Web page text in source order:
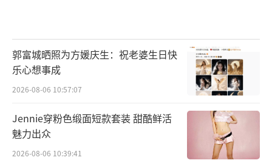
郭富城晒照为方媛庆生：祝老婆生日快
乐心想事成
2026-08-06 10:57:07
Jennie穿粉色缎面短款套装 甜酷鲜活
魅力出众
2026-08-06 10:39:41